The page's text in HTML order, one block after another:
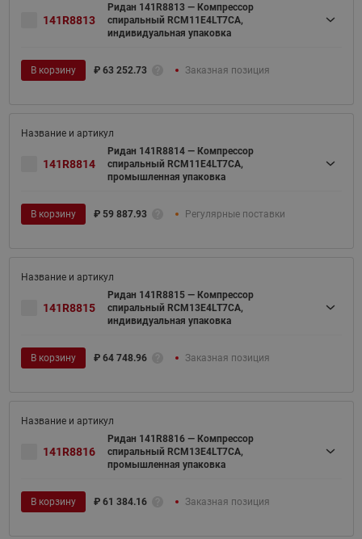
141R8813
Ридан 141R8813 — Компрессор
спиральный RCM11E4LT7CA,
индивидуальная упаковка
В корзину ₽ 63 252.73 Заказная позиция
141R8814
Ридан 141R8814 — Компрессор
спиральный RCM11E4LT7CA,
промышленная упаковка
В корзину ₽ 59 887.93 Регулярные поставки
141R8815
Ридан 141R8815 — Компрессор
спиральный RCM13E4LT7CA,
индивидуальная упаковка
В корзину ₽ 64 748.96 Заказная позиция
141R8816
Ридан 141R8816 — Компрессор
спиральный RCM13E4LT7CA,
промышленная упаковка
В корзину ₽ 61 384.16 Заказная позиция